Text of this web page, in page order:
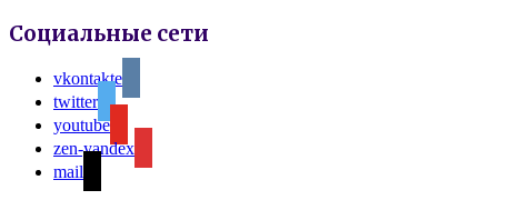
Социальные сети
vkontakte
twitter
youtube
zen-yandex
mail